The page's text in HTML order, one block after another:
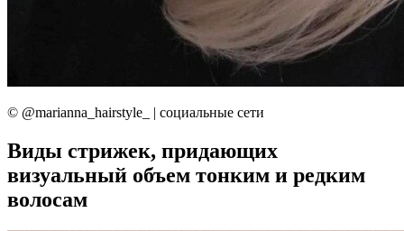
© @marianna_hairstyle_ | социальные сети
Виды стрижек, придающих
визуальный объем тонким и редким
волосам